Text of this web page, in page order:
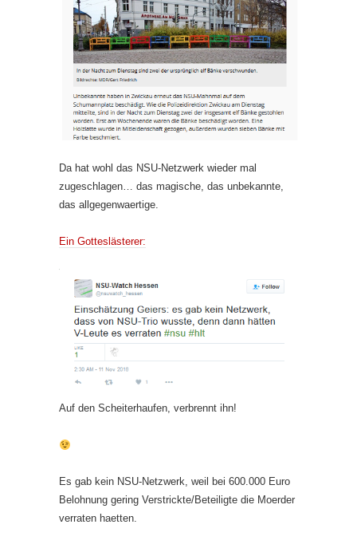
Da hat wohl das NSU-Netzwerk wieder mal
zugeschlagen… das magische, das unbekannte,
das allgegenwaertige.
Ein Gotteslästerer:
Auf den Scheiterhaufen, verbrennt ihn!
Es gab kein NSU-Netzwerk, weil bei 600.000 Euro
Belohnung gering Verstrickte/Beteiligte die Moerder
verraten haetten.